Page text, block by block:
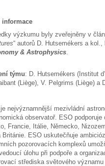
informace
výzkumu byly zveřejněny v
“ autorů D. Hutsemékers a
& Astrophysics.
týmu: D. Hutsemékers (Institut
(Liège), V. Pelgrims (Liège) a
je nejvýznamnější mezivládní
observatoř. ESO
Francie, Itálie, Německo,
Británie. ESO uskutečňuje
pozorovacích komplexů
úlohu při podpoře a
střediska světového